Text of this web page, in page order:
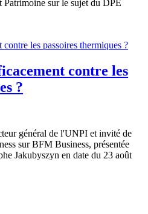
sur le sujet du DPE
contre les
?
général de l'UNPI et invité de
sur BFM Business, présentée
Jakubyszyn en date du 23 août